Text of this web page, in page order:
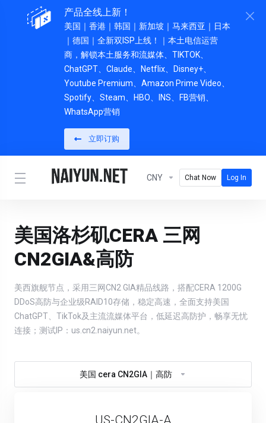
产品全线上新！
美国｜香港｜韩国 ｜新加坡｜马来西亚｜日本
｜德国｜全新双ISP上线！｜本土电信运营
商，解锁本土服务和流媒体、TIKTOK、
ChatGPT、Claude、Netflix、Disney+、
Youtube Premium、Amazon Prime Video、
Spotify、Steam、HBO、INS、FB营销、
WhatsApp营销
立即订购
CNY Chat Now Log In
美国洛杉矶CERA 三网
CN2GIA&高防
美西旗舰节点，采用三网CN2 GIA精品线路，搭配CERA 1200G
DDoS高防与企业级RAID10存储，稳定高速，全面支持美国
ChatGPT、TikTok及主流流媒体平台，低延迟高防护，畅享无忧
连接；测试IP：us.cn2.naiyun.net。
美国 cera CN2GIA｜高防
US-CN2GIA-A